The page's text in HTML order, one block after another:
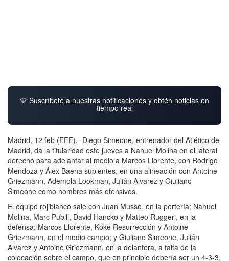
💙 Suscríbete a nuestras notificaciones y obtén noticias en
tiempo real
Madrid, 12 feb (EFE).- Diego Simeone, entrenador del Atlético de
Madrid, da la titularidad este jueves a Nahuel Molina en el lateral
derecho para adelantar al medio a Marcos Llorente, con Rodrigo
Mendoza y Álex Baena suplentes, en una alineación con Antoine
Griezmann, Ademola Lookman, Julián Alvarez y Giuliano
Simeone como hombres más ofensivos.
El equipo rojiblanco sale con Juan Musso, en la portería; Nahuel
Molina, Marc Pubill, David Hancko y Matteo Ruggeri, en la
defensa; Marcos Llorente, Koke Resurrección y Antoine
Griezmann, en el medio campo; y Giuliano Simeone, Julián
Alvarez y Antoine Griezmann, en la delantera, a falta de la
colocación sobre el campo, que en principio debería ser un 4-3-3,